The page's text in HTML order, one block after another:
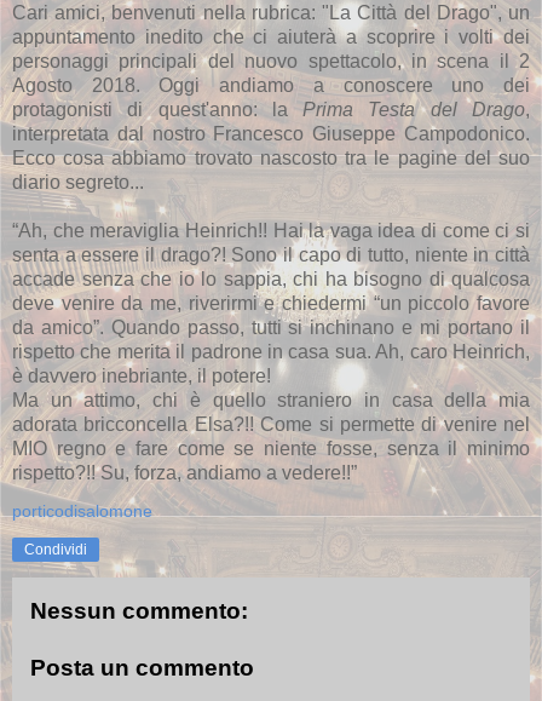
Cari amici, benvenuti nella rubrica: "La Città del Drago", un
appuntamento inedito che ci aiuterà a scoprire i volti dei
personaggi principali del nuovo spettacolo, in scena il 2
Agosto 2018. Oggi andiamo a conoscere uno dei
protagonisti di quest'anno: laPrima Testa del Drago,
interpretata dal nostro Francesco Giuseppe Campodonico.
Ecco cosa abbiamo trovato nascosto tra le pagine del suo
diario segreto...
“Ah, che meraviglia Heinrich!! Hai la vaga idea di come ci si
senta a essere il drago?! Sono il capo di tutto, niente in città
accade senza che io lo sappia, chi ha bisogno di qualcosa
deve venire da me, riverirmi e chiedermi “un piccolo favore
da amico”. Quando passo, tutti si inchinano e mi portano il
rispetto che merita il padrone in casa sua. Ah, caro Heinrich,
è davvero inebriante, il potere!
Ma un attimo, chi è quello straniero in casa della mia
adorata bricconcella Elsa?!! Come si permette di venire nel
MIO regno e fare come se niente fosse, senza il minimo
rispetto?!! Su, forza, andiamo a vedere!!”
porticodisalomone
Condividi
Nessun commento:
Posta un commento